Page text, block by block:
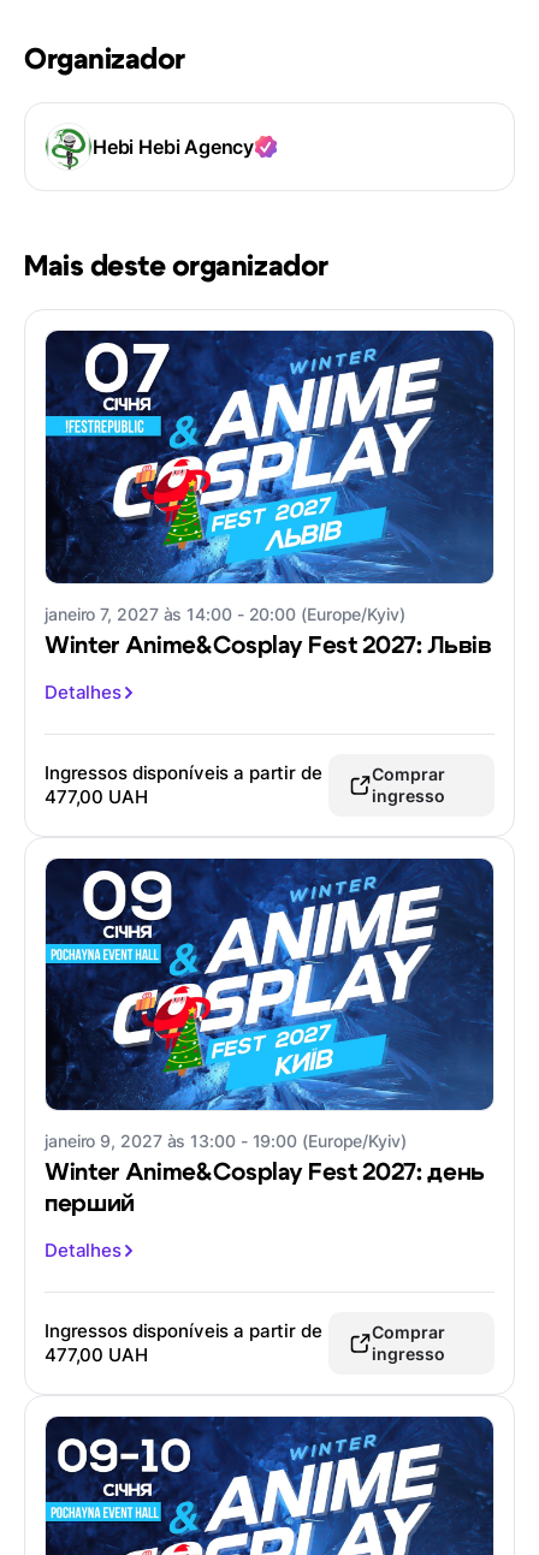
Organizador
Hebi Hebi Agency
Mais deste organizador
janeiro 7, 2027 às 14:00 - 20:00 (Europe/Kyiv)
Winter Anime&Cosplay Fest 2027: Львів
Detalhes
Ingressos disponíveis a partir de
477,00 UAH
Comprar
ingresso
janeiro 9, 2027 às 13:00 - 19:00 (Europe/Kyiv)
Winter Anime&Cosplay Fest 2027: день
перший
Detalhes
Ingressos disponíveis a partir de
477,00 UAH
Comprar
ingresso